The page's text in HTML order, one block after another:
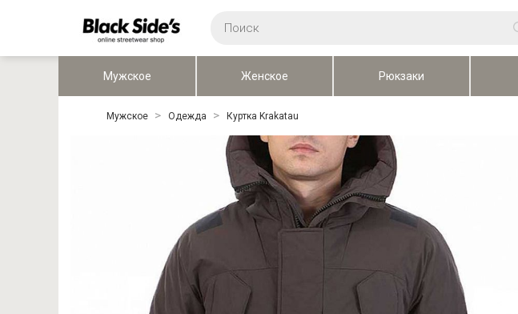
Мужское Одежда Куртка Krakatau
Мужское Женское Рюкзаки